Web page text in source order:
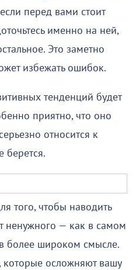
перед вами стоит
именно на ней,
Это заметно
избежать ошибок.
тенденций будет
приятно, что оно
относится к
берется.
того, чтобы наводить
ненужного — как в самом
более широком смысле.
которые осложняют вашу